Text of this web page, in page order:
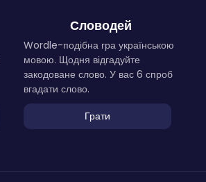
Словодей
Wordle-подібна гра українською
мовою. Щодня відгадуйте
закодоване слово. У вас 6 спроб
вгадати слово.
Грати